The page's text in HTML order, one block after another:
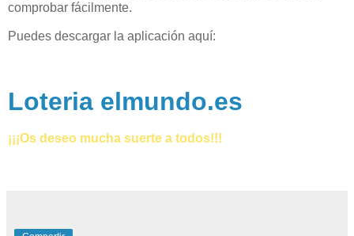
comprobar fácilmente.
Puedes descargar la aplicación aquí:
Loteria elmundo.es
¡¡¡Os deseo mucha suerte a todos!!!